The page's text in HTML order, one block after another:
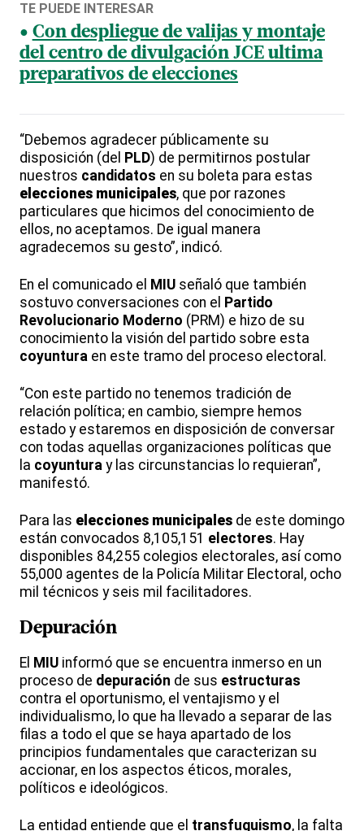
TE PUEDE INTERESAR
Con despliegue de valijas y montaje
del centro de divulgación JCE ultima
preparativos de elecciones
“Debemos agradecer públicamente su
disposición (del PLD) de permitirnos postular
nuestros candidatos en su boleta para estas
elecciones municipales, que por razones
particulares que hicimos del conocimiento de
ellos, no aceptamos. De igual manera
agradecemos su gesto”, indicó.
En el comunicado el MIU señaló que también
sostuvo conversaciones con el Partido
Revolucionario Moderno (PRM) e hizo de su
conocimiento la visión del partido sobre esta
coyuntura en este tramo del proceso electoral.
“Con este partido no tenemos tradición de
relación política; en cambio, siempre hemos
estado y estaremos en disposición de conversar
con todas aquellas organizaciones políticas que
la coyuntura y las circunstancias lo requieran”,
manifestó.
Para las elecciones municipales de este domingo
están convocados 8,105,151 electores. Hay
disponibles 84,255 colegios electorales, así como
55,000 agentes de la Policía Militar Electoral, ocho
mil técnicos y seis mil facilitadores.
Depuración
El MIU informó que se encuentra inmerso en un
proceso de depuración de sus estructuras
contra el oportunismo, el ventajismo y el
individualismo, lo que ha llevado a separar de las
filas a todo el que se haya apartado de los
principios fundamentales que caracterizan su
accionar, en los aspectos éticos, morales,
políticos e ideológicos.
La entidad entiende que el transfuguismo, la falta